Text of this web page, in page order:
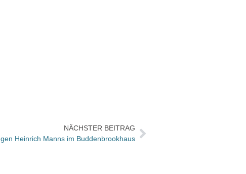
NÄCHSTER BEITRAG
Heinrich Manns im Buddenbrookhaus